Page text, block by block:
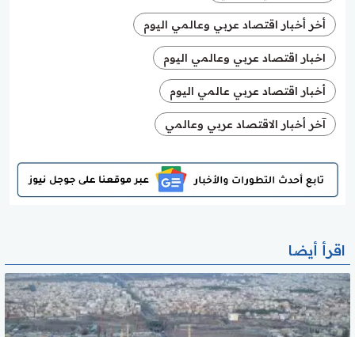
أخر أخبار اقتصاد عربي وعالمي اليوم
اخبار اقتصاد عربي وعالمي اليوم
أخبار اقتصاد عربي عالمي اليوم
آخر أخبار الاقتصاد عربي وعالمي
اقرأ أيضا